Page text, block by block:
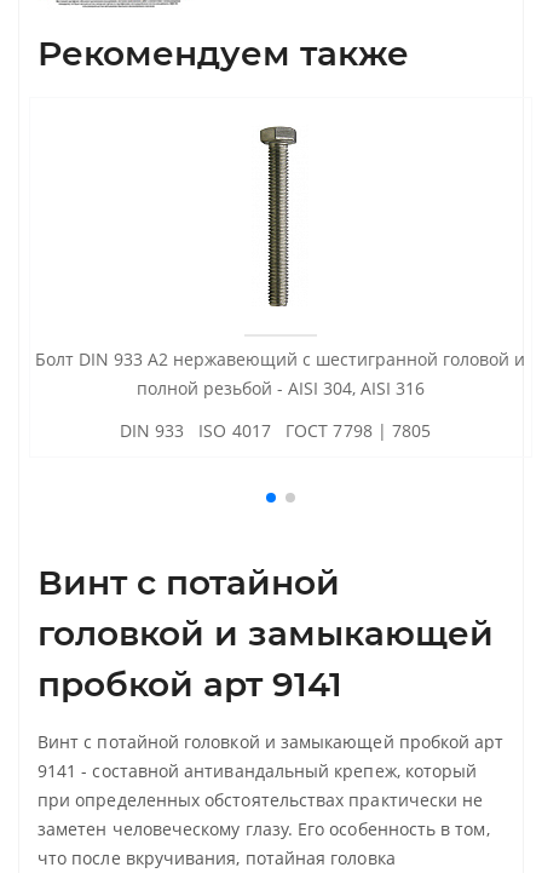
Рекомендуем также
Болт DIN 933 А2 нержавеющий с шестигранной головой и
полной резьбой - AISI 304, AISI 316
DIN 933 ISO 4017 ГОСТ 7798 | 7805
Винт с потайной
головкой и замыкающей
пробкой арт 9141
Винт с потайной головкой и замыкающей пробкой арт
9141 - составной антивандальный крепеж, который
при определенных обстоятельствах практически не
заметен человеческому глазу. Его особенность в том,
что после вкручивания, потайная головка